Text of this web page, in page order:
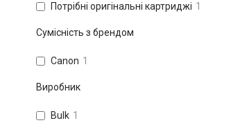
Потрібні оригінальні картриджі 1
Сумісність з брендом
Canon 1
Виробник
Bulk 1